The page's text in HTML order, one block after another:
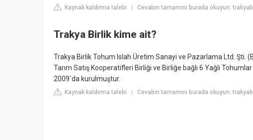
Kaynak kaldırma talebi Cevabın tamamını burada okuyun:
Trakya Birlik kime ait?
Trakya Birlik Tohum Islah Üretim Sanayi ve Pazarlama Ltd. Şti.
Tarım Satış Kooperatifleri Birliği ve Birliğe bağlı 6 Yağlı
2009`da kurulmuştur.
Kaynak kaldırma talebi Cevabın tamamını burada okuyun: